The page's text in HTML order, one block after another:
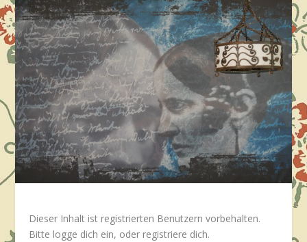
Dieser Inhalt ist registrierten Benutzern vorbehalten.
Bitte logge dich ein, oder registriere dich.